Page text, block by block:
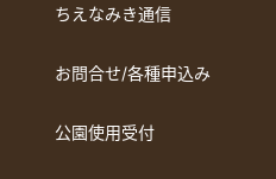
ちえなみき通信
お問合せ/各種申込み
公園使用受付